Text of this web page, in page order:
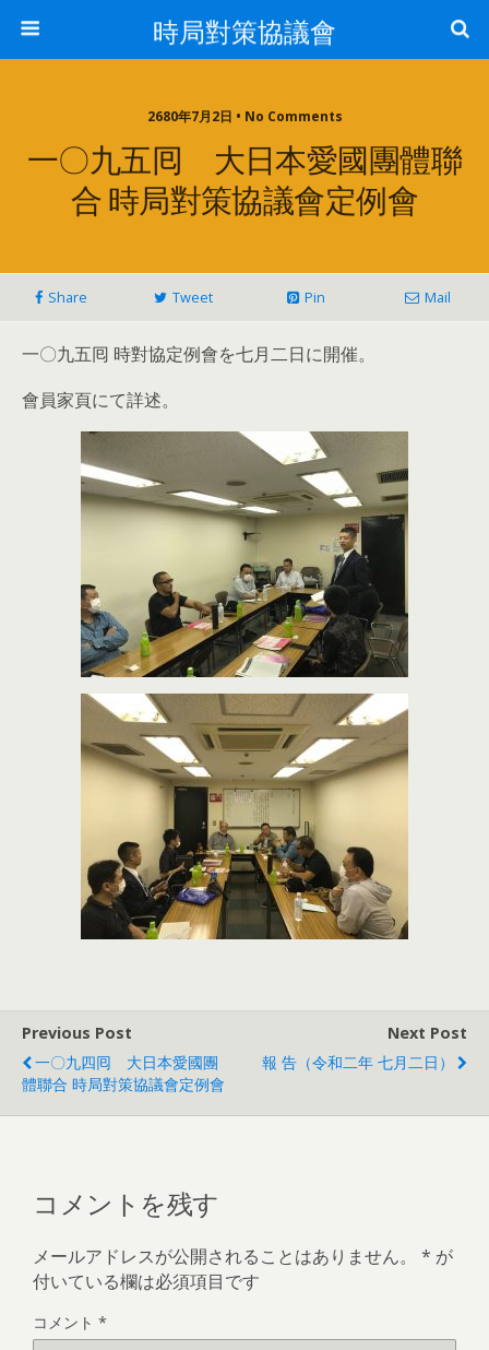
時局對策協議會
2680年7月2日 • No Comments
一〇九五囘 大日本愛國團體聯
合 時局對策協議會定例會
Share Tweet Pin Mail
一〇九五囘 時對協定例會を七月二日に開催。
會員家頁にて詳述。
Previous Post
一〇九四囘 大日本愛國團
體聯合 時局對策協議會定例會
Next Post
報 告（令和二年 七月二日）
コメントを残す
メールアドレスが公開されることはありません。 * が
付いている欄は必須項目です
コメント *